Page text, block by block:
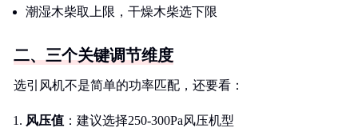
潮湿木柴取上限，干燥木柴选下限
二、三个关键调节维度
选引风机不是简单的功率匹配，还要看：
风压值 ：建议选择250-300Pa风压机型